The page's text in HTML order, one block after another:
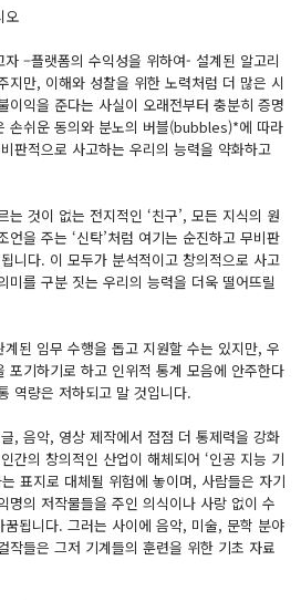
오
–플랫폼의 수익성을 위하여- 설계된 알고리
지만, 이해와 성찰을 위한 노력처럼 더 많은 시
이익을 준다는 사실이 오래전부터 충분히 증명
손쉬운 동의와 분노의 버블(bubbles)*에 따라
판적으로 사고하는 우리의 능력을 약화하고
는 것이 없는 전지적인 ‘친구’, 모든 지식의 원
을 주는 ‘신탁’처럼 여기는 순진하고 무비판
니다. 이 모두가 분석적이고 창의적으로 사고
미를 구분 짓는 우리의 능력을 더욱 떨어뜨릴
된 임무 수행을 돕고 지원할 수는 있지만, 우
포기하기로 하고 인위적 통계 모음에 안주한다
역량은 저하되고 말 것입니다.
, 음악, 영상 제작에서 점점 더 통제력을 강화
간의 창의적인 산업이 해체되어 ‘인공 지능 기
표지로 대체될 위험에 놓이며, 사람들은 자기
명의 저작물들을 주인 의식이나 사랑 없이 수
됩니다. 그러는 사이에 음악, 미술, 문학 분야
작들은 그저 기계들의 훈련을 위한 기초 자료